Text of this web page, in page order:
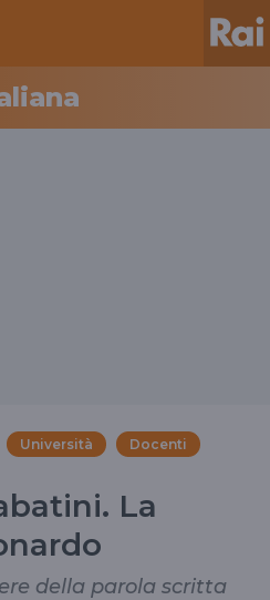
Università Docenti
La
della parola scritta